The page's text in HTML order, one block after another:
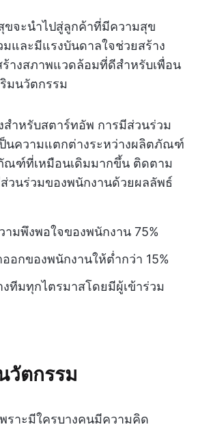
จะนำไปสู่ลูกค้าที่มีความสุข
และมีแรงบันดาลใจช่วยสร้าง
งสภาพแวดล้อมที่ดีสำหรับเพื่อน
มนวัตกรรม
สำหรับสตาร์ทอัพ การมีส่วนร่วม
นความแตกต่างระหว่างผลิตภัณฑ์
ณฑ์ที่เหมือนเดิมมากขึ้น ติดตาม
วนร่วมของพนักงานด้วยผลลัพธ์
มพึงพอใจของพนักงาน 75%
อกของพนักงานให้ต่ำกว่า 15%
ทีมทุกไตรมาสโดยมีผู้เข้าร่วม
วัตกรรม
ราะมีใครบางคนมีความคิด